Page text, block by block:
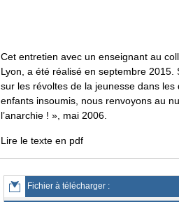
Cet entretien avec un enseignant au
Lyon, a été réalisé en septembre
sur les révoltes de la jeunesse dans
enfants insoumis, nous renvoyons au
l’anarchie ! », mai 2006.
Lire le texte en pdf
Fichier à télécharger :